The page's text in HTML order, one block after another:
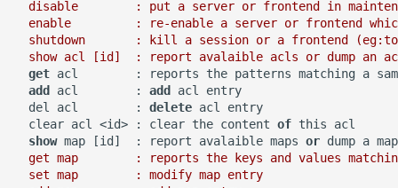
子程序只运行一次？
如何创建 Memcached 容
器？
如何创建持久化 Redis 容
器？
CentOS 7 网卡配置多个IP地
CentOS 7 安装 mongodb
使用 Pecl 安装 mongo驱动
CentOS 7 部署 Tomcat9
使用 Kubeadm 快速部署K8S
环境
测试 Kubernetes 问题随笔
如何迁移 Redmine 到
Docker？
图？
如何为 Markdown 中的图片
设置 CSS样式？
Markdown富文本编辑器
django-mdeditor
CloudStack 方向比努力更重
IDC应用虚拟化技术计划
XenServer 安装 OpenSuse
13.2
Nginx Http基本身份认证
Nginx 设置404页面
Nginx 配置防盗链功能
Nginx 添加模块
SQLSTATE 2002 No such
file or directory
Mysql status状态信息
Mysql truncate 清空表数据
连接远程桌面无法复制粘贴
使用SSH隧道访问Gmail
Ubuntu 安装 pip3
Ubuntu 14.04 使用移动4G网
iptables
防火墙导致 SNMP 故障示例
Cisco 交换机常用命令
Cisco 局域网络设计示例
Windows Server 关闭的数据
执行保护(DEP)
Windows Server 2003 配置
用户单会话
Windows diskpart 命令
如何估算网站RPS峰值？
使用iDrac7更新Dell服务器
BIOS
阿里云故障服务不敢恭维
使用CDN为网站加速
disable        : put a server or frontend in
enable         : re-enable a server or frontend
shutdown       : kill a session or a frontend
show acl [id]  : report avalaible acls or dump an
get acl        : reports the patterns matching a
add
acl        : add
acl entry
  del acl        :
delete acl entry
  clear acl
<id> : clear the content of this acl
show map [id]  : report avalaible maps or dump a map
get map        : reports the keys and values
  set map        : modify map entry